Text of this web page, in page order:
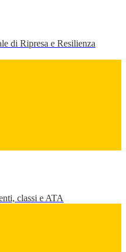
di Ripresa e Resilienza
classi e ATA